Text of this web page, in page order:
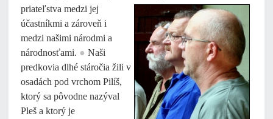
priateľstva medzi jej
účastníkmi a zároveň i
medzi našimi národmi a
národnosťami. ● Naši
predkovia dlhé stáročia žili v
osadách pod vrchom Pilíš,
ktorý sa pôvodne nazýval
Pleš a ktorý je